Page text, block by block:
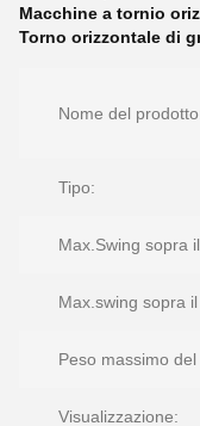
Macchine a tornio
Torno orizzontale di
Nome del
Tipo:
Max.Swing sopra
Max.swing sopra
Peso massimo
Visualizzazione: